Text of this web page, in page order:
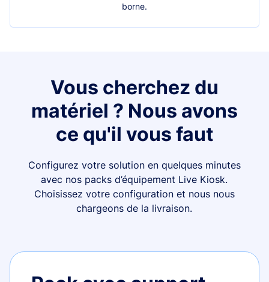
borne.
Vous cherchez du
matériel ? Nous avons
ce qu'il vous faut
Configurez votre solution en quelques minutes
avec nos packs d’équipement Live Kiosk.
Choisissez votre configuration et nous nous
chargeons de la livraison.